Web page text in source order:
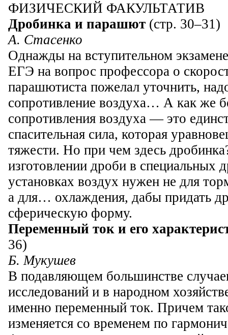
ФИЗИЧЕСКИЙ ФАКУЛЬТАТИВ
Дробинка и парашют (стр. 30–31)
А. Стасенко
Однажды на вступительном
ЕГЭ на вопрос профессора о
парашютиста пожелал уточнить,
сопротивление воздуха… А как же
сопротивления воздуха — это
спасительная сила, которая
тяжести. Но при чем здесь
изготовлении дроби в специальных
установках воздух нужен не для
а для… охлаждения, дабы придать
сферическую форму.
Переменный ток и его
36)
Б. Мукушев
В подавляющем большинстве
исследований и в народном
именно переменный ток. Причем
изменяется со временем по